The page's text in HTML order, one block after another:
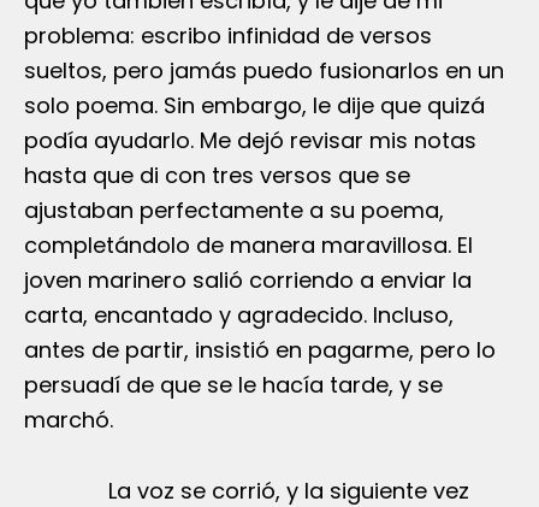
problema: escribo infinidad de versos
sueltos, pero jamás puedo fusionarlos en un
solo poema. Sin embargo, le dije que quizá
podía ayudarlo. Me dejó revisar mis notas
hasta que di con tres versos que se
ajustaban perfectamente a su poema,
completándolo de manera maravillosa. El
joven marinero salió corriendo a enviar la
carta, encantado y agradecido. Incluso,
antes de partir, insistió en pagarme, pero lo
persuadí de que se le hacía tarde, y se
marchó.
La voz se corrió, y la siguiente vez